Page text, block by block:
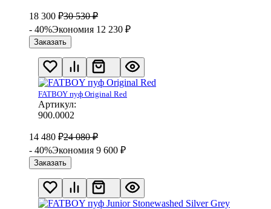
18 300 ₽30 530 ₽
- 40%Экономия 12 230 ₽
Заказать
FATBOY пуф Original Red
Артикул:
900.0002
14 480 ₽24 080 ₽
- 40%Экономия 9 600 ₽
Заказать